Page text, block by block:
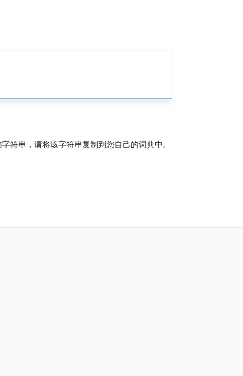
符串，请将该字符串复制到您自己的词典中。